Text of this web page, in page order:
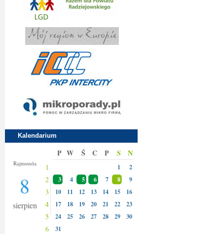
Kalendarium
Rajmunda
8
sierpien
P W Ś C P S N
1 1 2
2 3 4 5 6 7 8 9
3 10 11 12 13 14 15 16
4 17 18 19 20 21 22 23
5 24 25 26 27 28 29 30
6 31